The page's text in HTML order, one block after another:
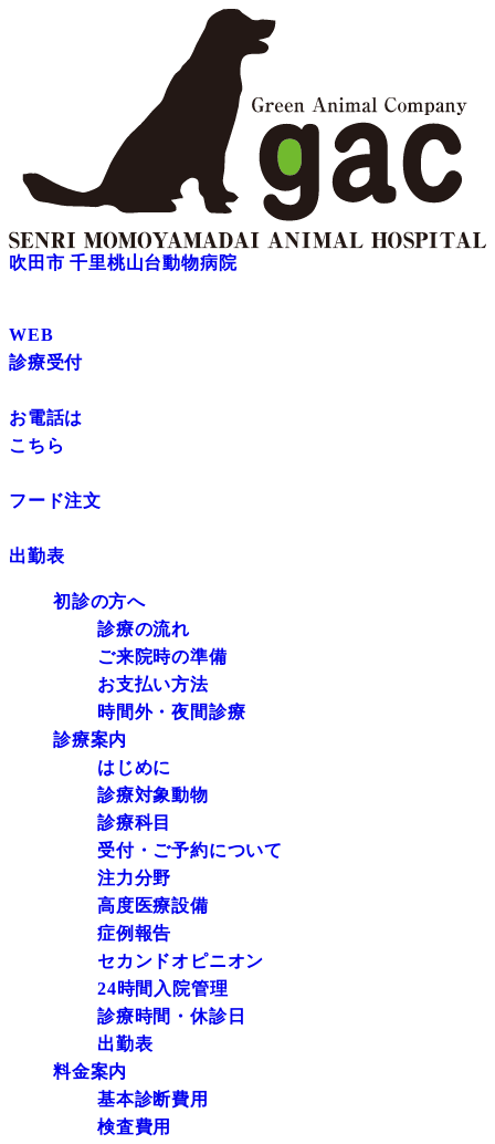
吹田市 千里桃山台動物病院
WEB
診療受付
お電話は
こちら
フード注文
出勤表
初診の方へ
診療の流れ
ご来院時の準備
お支払い方法
時間外・夜間診療
診療案内
はじめに
診療対象動物
診療科目
受付・ご予約について
注力分野
高度医療設備
症例報告
セカンドオピニオン
24時間入院管理
診療時間・休診日
出勤表
料金案内
基本診断費用
検査費用